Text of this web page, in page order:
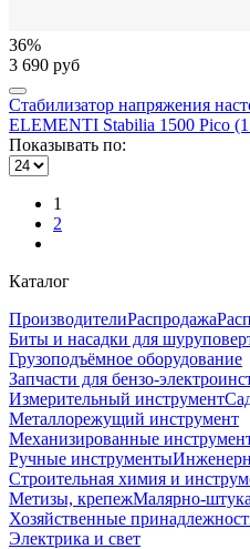
36%
3 690 руб
Стабилизатор напряжения
ELEMENTI Stabilia 1500 Pico
Показывать по:
1
2
Каталог
ПроизводителиРаспродажа
Биты и насадки для
Грузоподъёмное оборудование
Запчасти для бензо-
Измерительный инструмент
Металлорежущий инструмент
Механизированные
Ручные инструменты
Строительная химия и
Метизы, крепежМалярно-
Хозяйственные
Электрика и свет